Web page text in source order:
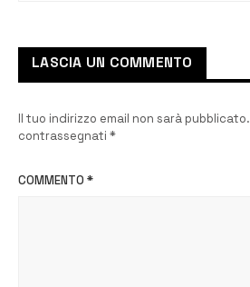
LASCIA UN COMMENTO
Il tuo indirizzo email non sarà pubblicato.
contrassegnati *
COMMENTO *